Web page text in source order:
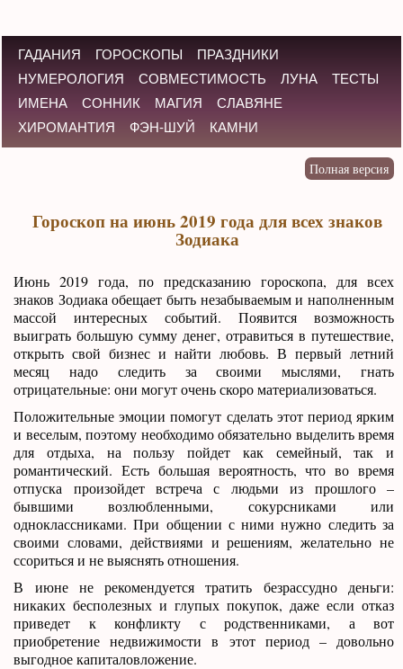
ГАДАНИЯ ГОРОСКОПЫ
ПРАЗДНИКИ
НУМЕРОЛОГИЯ
СОВМЕСТИМОСТЬ ЛУНА
ТЕСТЫ
ИМЕНА
СОННИК МАГИЯ
СЛАВЯНЕ
ХИРОМАНТИЯ
ФЭН-ШУЙ КАМНИ
Гороскоп на июнь 2019 года для всех знаков
Зодиака
Июнь 2019 года, по предсказанию гороскопа, для всех
знаков Зодиака обещает быть незабываемым и наполненным
массой интересных событий. Появится возможность
выиграть большую сумму денег, отравиться в путешествие,
открыть свой бизнес и найти любовь. В первый летний
месяц надо следить за своими мыслями, гнать
отрицательные: они могут очень скоро материализоваться.
Положительные эмоции помогут сделать этот период ярким
и веселым, поэтому необходимо обязательно выделить время
для отдыха, на пользу пойдет как семейный, так и
романтический. Есть большая вероятность, что во время
отпуска произойдет встреча с людьми из прошлого –
бывшими возлюбленными, сокурсниками или
одноклассниками. При общении с ними нужно следить за
своими словами, действиями и решениям, желательно не
ссориться и не выяснять отношения.
В июне не рекомендуется тратить безрассудно деньги:
никаких бесполезных и глупых покупок, даже если отказ
приведет к конфликту с родственниками, а вот
приобретение недвижимости в этот период – довольно
выгодное капиталовложение.